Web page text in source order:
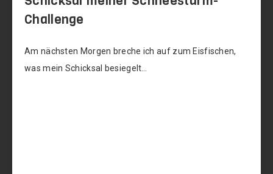
Challenge
Am nächsten Morgen breche ich auf zum Eisfischen,
was mein Schicksal besiegelt…